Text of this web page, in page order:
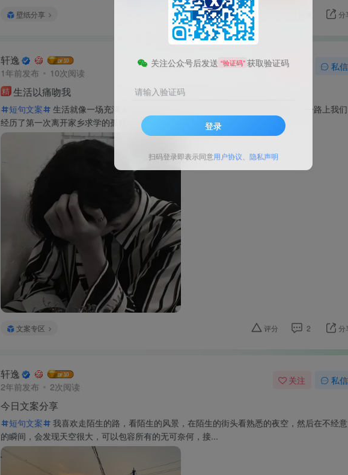
壁纸分享 分
轩逸
1年前发布 10次阅读
关注 私信
精 生活以痛吻我
短句文案
生活就像一场充满未知的冒险旅程，从年少时充满憧憬地踏上征程，一路上我们
经历了第一次离开家乡求学的孤独与兴奋，在陌生的城市...
文案专区 评分 2 分
轩逸
2年前发布 2次阅读
关注 私信
今日文案分享
短句文案
我喜欢走陌生的路，看陌生的风景，在陌生的街头看熟悉的夜空，然后在不经意
的瞬间，会发现天空很大，可以包容所有的无可奈何，接...
关注公众号后发送 “验证码” 获取验证码
请输入验证码
登录
扫码登录即表示同意用户协议 隐私声明